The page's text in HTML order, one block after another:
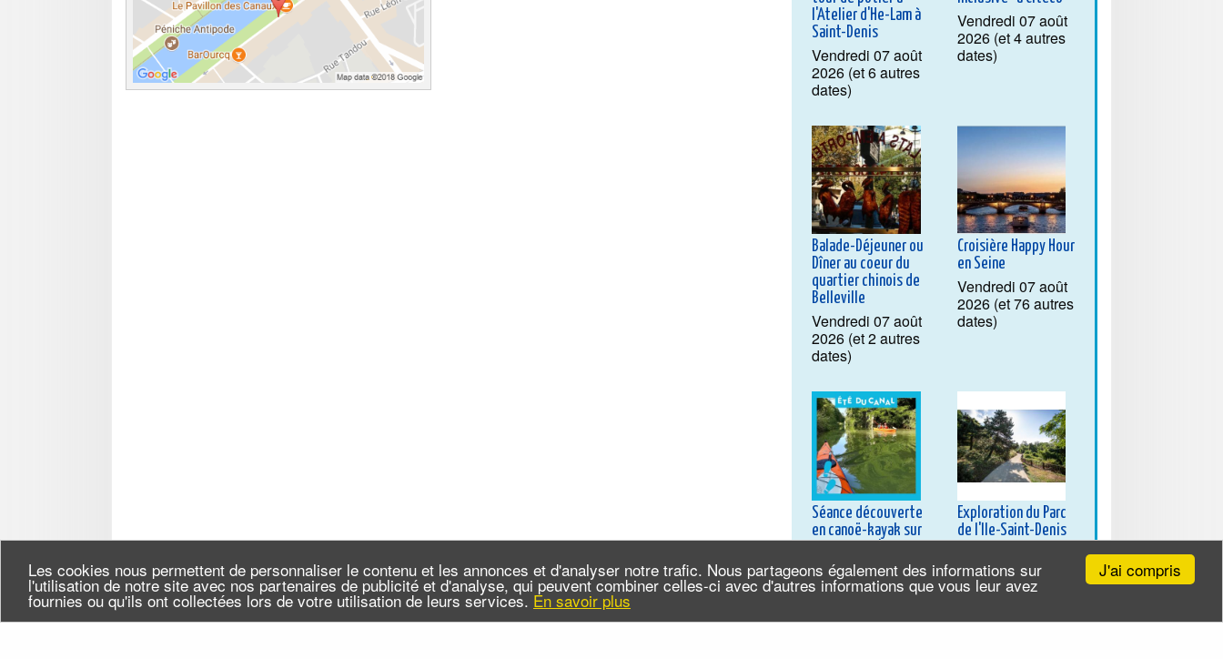
J'ai compris
Les cookies nous permettent de personnaliser le contenu et les annonces et d'analyser notre trafic. Nous partageons également des informations sur
l'utilisation de notre site avec nos partenaires de publicité et d'analyse, qui peuvent combiner celles-ci avec d'autres informations que vous leur avez
fournies ou qu'ils ont collectées lors de votre utilisation de leurs services. En savoir plus
l'Atelier d'He-Lam à
Saint-Denis
Vendredi 07 août
2026 (et 6 autres
dates)
Vendredi 07 août
2026 (et 4 autres
dates)
Balade-Déjeuner ou
Dîner au coeur du
quartier chinois de
Belleville
Vendredi 07 août
2026 (et 2 autres
dates)
Croisière Happy Hour
en Seine
Vendredi 07 août
2026 (et 76 autres
dates)
Séance découverte
en canoë-kayak sur
Samedi 08 août
2026 (et 15 autres
Exploration du Parc
de l'Ile-Saint-Denis
2026